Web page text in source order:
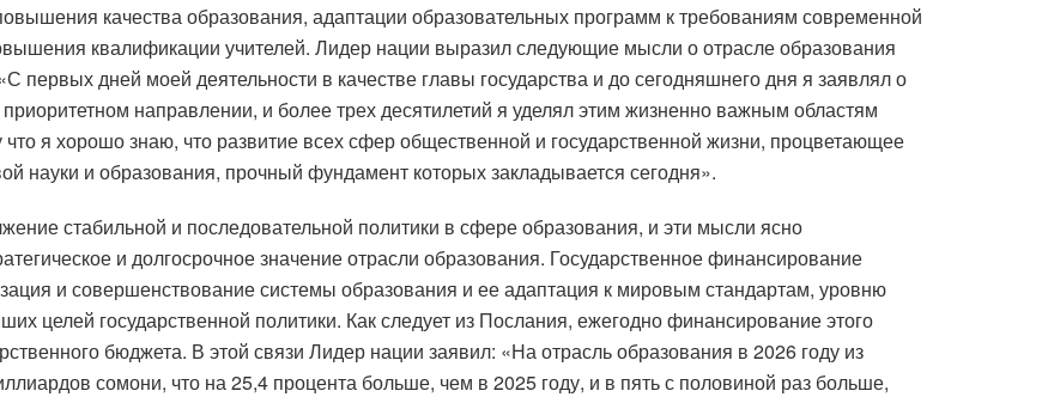
качества образования, адаптации образовательных программ к требованиям современной
квалификации учителей. Лидер нации выразил следующие мысли о отрасле образования
первых дней моей деятельности в качестве главы государства и до сегодняшнего дня я заявлял о
направлении, и более трех десятилетий я уделял этим жизненно важным областям
я хорошо знаю, что развитие всех сфер общественной и государственной жизни, процветающее
науки и образования, прочный фундамент которых закладывается сегодня».
стабильной и последовательной политики в сфере образования, и эти мысли ясно
и долгосрочное значение отрасли образования. Государственное финансирование
и совершенствование системы образования и ее адаптация к мировым стандартам, уровню
целей государственной политики. Как следует из Послания, ежегодно финансирование этого
бюджета. В этой связи Лидер нации заявил: «На отрасль образования в 2026 году из
сомони, что на 25,4 процента больше, чем в 2025 году, и в пять с половиной раз больше,